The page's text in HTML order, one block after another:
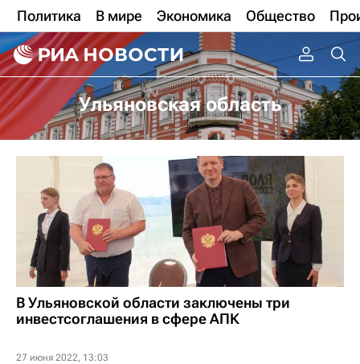
Политика В мире Экономика Общество
Ульяновская область
В Ульяновской области заключены три
инвестсоглашения в сфере АПК
27 июня 2022, 13:03